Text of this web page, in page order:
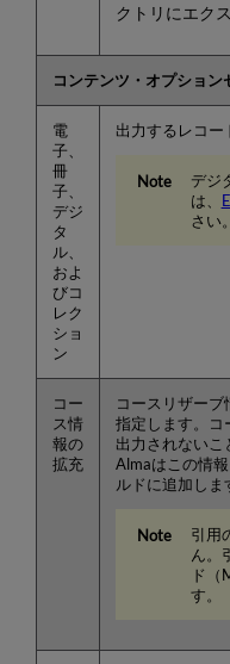
クトリにエク
コンテンツ・オプション
電
子、
冊
子、
デジ
タ
ル、
およ
びコ
レク
ショ
ン
出力するレコー
デジ
は、
さい。
コー
ス情
報の
拡充
コースリザー
指定します。コ
出力されないこ
Almaはこの情
ルドに追加しま
引用
ん。
ド（
す。